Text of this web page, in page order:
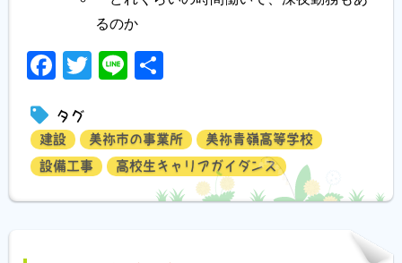
るのか
Facebook
Twitter
Line
タグ
建設 美祢市の事業所
美祢青嶺高等学校
設備工事
高校生キャリアガイダンス